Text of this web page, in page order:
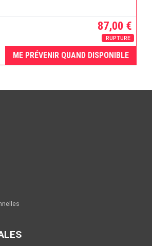
87,00 €
RUPTURE
ME PRÉVENIR QUAND DISPONIBLE